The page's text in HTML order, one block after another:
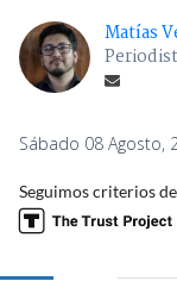
Matías
Sábado 08 Agosto,
Seguimos criterios de